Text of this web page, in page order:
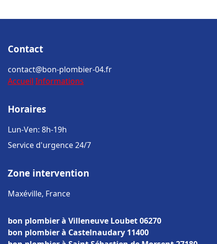
Contact
contact@bon-plombier-04.fr
Accueil Informations
Horaires
Lun-Ven: 8h-19h
Service d'urgence 24/7
Zone intervention
Maxéville, France
bon plombier à Villeneuve Loubet 06270
bon plombier à Castelnaudary 11400